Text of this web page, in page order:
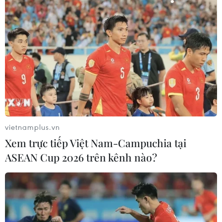
phí khám chữa bệnh bảo hiểm y tế
02/08/2026 10:10
Điều trị hiệu quả ca ung thư phổi
mang đồng thời hai đột biến gen
hiếm gặp
02/08/2026 05:58
Giao chỉ tiêu bao phủ bảo hiểm y tế
toàn quốc đạt 100% vào năm 2030
02/08/2026 04:54
Tạo đột phá từ y tế cơ sở đến phát
vietnamplus.vn
Xem trực tiếp Việt Nam-Campuchia tại
ASEAN Cup 2026 trên kênh nào?